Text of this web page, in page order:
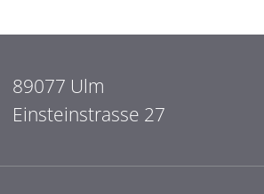
89077 Ulm
Einsteinstrasse 27